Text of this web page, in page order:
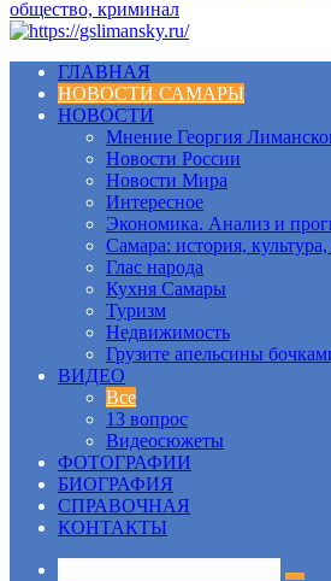
ГЛАВНАЯ
НОВОСТИ САМАРЫ
НОВОСТИ
Мнение Георгия
Новости России
Новости Мира
Интересное
Экономика. Анализ и
Самара: история,
Глас народа
Кухня Самары
Туризм
Недвижимость
Грузите апельсины
ВИДЕО
Все
13 вопрос
Видеосюжеты
ФОТОГРАФИИ
БИОГРАФИЯ
СПРАВОЧНАЯ
КОНТАКТЫ